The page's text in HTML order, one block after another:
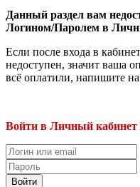
Данный раздел вам
Логином/Паролем в
Если после входа в
недоступен, значит ваша
всё оплатили, напишите
Войти в Личный